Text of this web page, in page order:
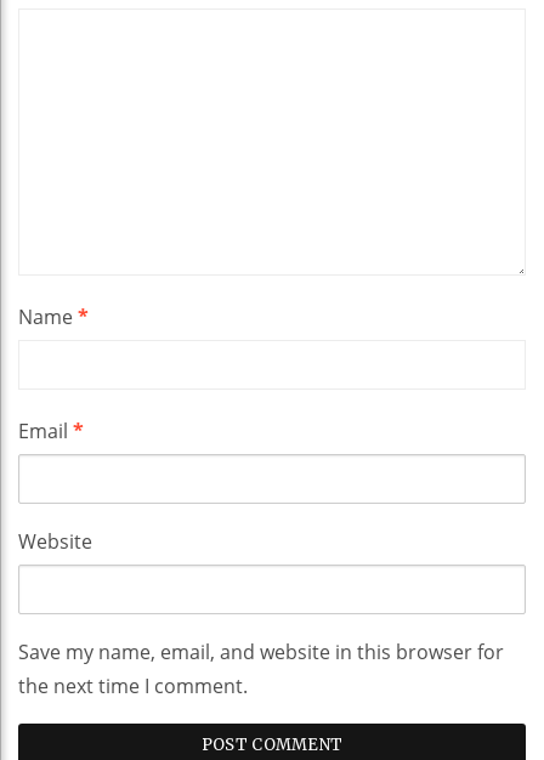
Name*
Email *
Website
Save my name, email, and website in this browser for
the next time I comment.